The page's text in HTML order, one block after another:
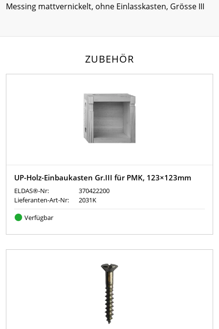
Messing mattvernickelt, ohne Einlasskasten, Grösse III
ZUBEHÖR
UP-Holz-Einbaukasten Gr.III für PMK, 123×123mm
ELDAS®-Nr:
370422200
Lieferanten-Art-Nr:
2031K
Verfügbar